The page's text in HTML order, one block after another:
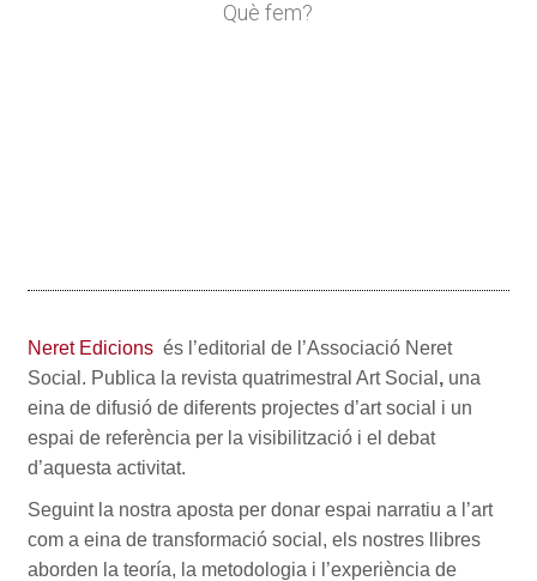
Què fem?
Neret Edicionsés l’editorial de l’Associació Neret
Social. Publica la revista quatrimestral Art Social , una
eina de difusió de diferents projectes d’art social i un
espai de referència per la visibilització i el debat
d’aquesta activitat.
Seguint la nostra aposta per donar espai narratiu a l’art
com a eina de transformació social, els nostres llibres
aborden la teoría, la metodologia i l’experiència de